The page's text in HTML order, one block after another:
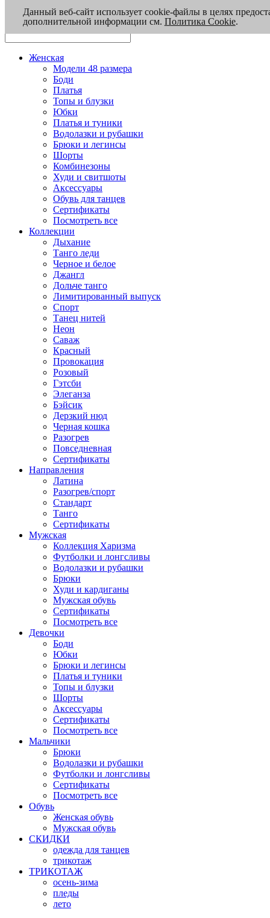
Женская
Модели 48 размера
Боди
Платья
Топы и блузки
Юбки
Платья и туники
Водолазки и рубашки
Брюки и легинсы
Шорты
Комбинезоны
Худи и свитшоты
Аксессуары
Обувь для танцев
Сертификаты
Посмотреть все
Коллекции
Дыхание
Танго леди
Черное и белое
Джангл
Дольче танго
Лимитированный выпуск
Спорт
Танец нитей
Неон
Саваж
Красный
Провокация
Розовый
Гэтсби
Элеганза
Бэйсик
Дерзкий нюд
Черная кошка
Разогрев
Повседневная
Сертификаты
Направления
Латина
Разогрев/спорт
Стандарт
Танго
Сертификаты
Мужская
Коллекция Харизма
Футболки и лонгсливы
Водолазки и рубашки
Брюки
Худи и кардиганы
Мужская обувь
Сертификаты
Посмотреть все
Девочки
Боди
Юбки
Брюки и легинсы
Платья и туники
Топы и блузки
Шорты
Аксессуары
Сертификаты
Посмотреть все
Мальчики
Брюки
Водолазки и рубашки
Футболки и лонгсливы
Сертификаты
Посмотреть все
Обувь
Женская обувь
Мужская обувь
СКИДКИ
одежда для танцев
трикотаж
ТРИКОТАЖ
осень-зима
пледы
лето
Данный веб-сайт использует cookie-файлы в целях
дополнительной информации см. Политика Cookie.